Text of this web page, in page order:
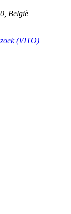
België
(VITO)